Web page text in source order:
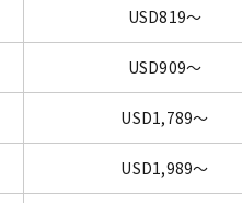
USD819～
USD909～
USD1,789～
USD1,989～